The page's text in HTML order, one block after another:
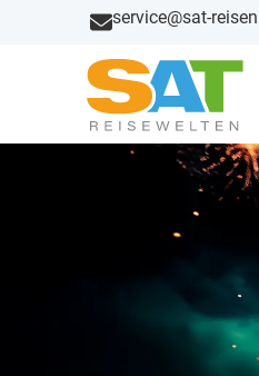
service@sat-